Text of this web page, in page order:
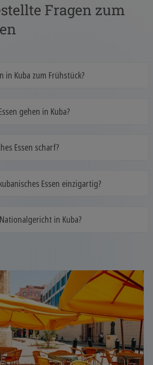
Fragen zum
in Kuba zum Frühstück?
gehen in Kuba?
Essen scharf?
Essen einzigartig?
in Kuba?